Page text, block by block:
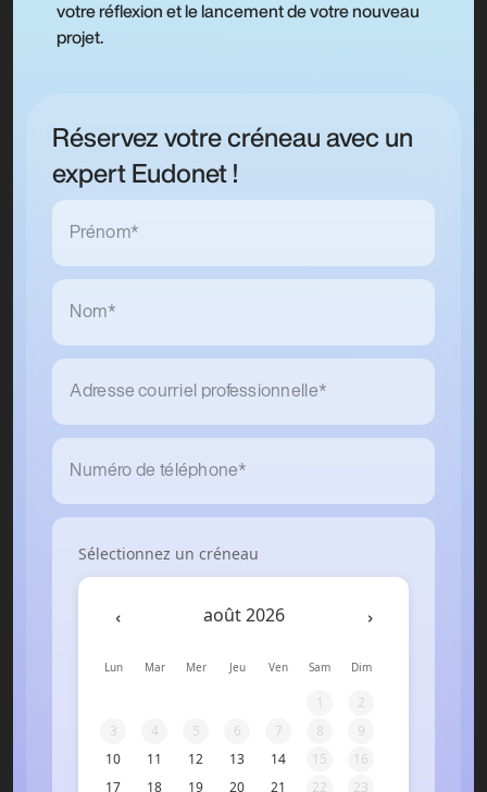
votre réflexion et le lancement de votre nouveau
projet.
Réservez votre créneau avec un
expert Eudonet !
Prénom*
Nom*
Adresse courriel professionnelle*
Numéro de téléphone*
Sélectionnez un créneau
‹ août 2026 ›
Lun Mar Mer Jeu Ven Sam Dim
1
2
3
4 5 6 7 8
9
10
11 12 13 14 15
16
17
18 19 20 21 22
23